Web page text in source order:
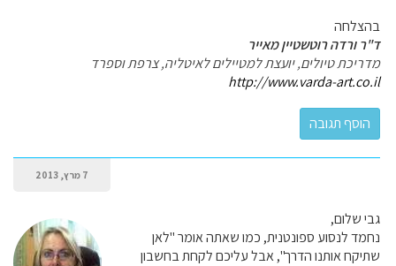
בהצלחה
ד"ר ורדה רוטשטיין מאייר
מדריכת טיולים, יועצת למטיילים לאיטליה, צרפת וספרד
http://www.varda-art.co.il
7 מרץ, 2013
גבי שלום,
נחמד לנסוע ספונטנית, כמו שאתה אומר "לאן
שתיקח אותנו הדרך", אבל עליכם לקחת בחשבון